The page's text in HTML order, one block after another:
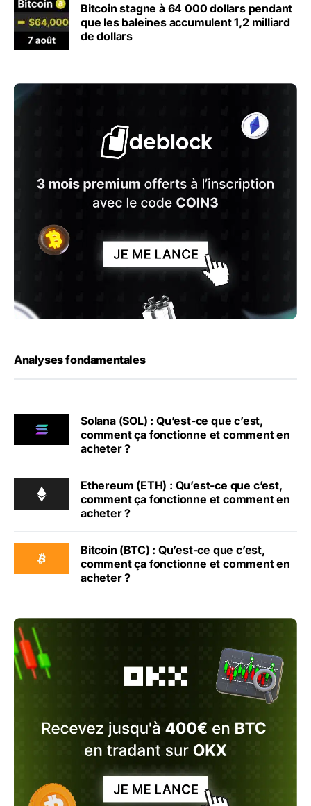
Bitcoin stagne à 64 000 dollars pendant
que les baleines accumulent 1,2 milliard
de dollars
Analyses fondamentales
Solana (SOL) : Qu’est-ce que c’est,
comment ça fonctionne et comment en
acheter ?
Ethereum (ETH) : Qu’est-ce que c’est,
comment ça fonctionne et comment en
acheter ?
Bitcoin (BTC) : Qu’est-ce que c’est,
comment ça fonctionne et comment en
acheter ?